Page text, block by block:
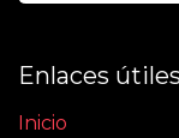
Enlaces útiles
Inicio